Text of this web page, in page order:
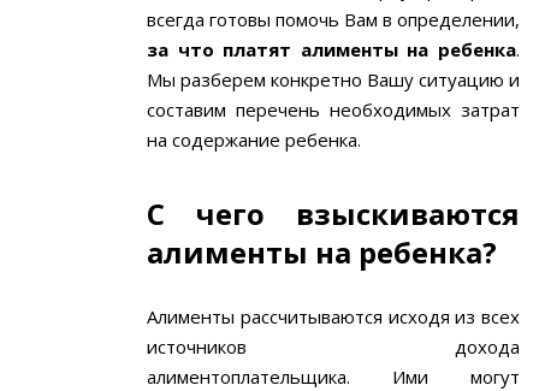
всегда готовы помочь Вам в определении,
за что платят алименты на ребенка.
Мы разберем конкретно Вашу ситуацию и
составим перечень необходимых затрат
на содержание ребенка.
С чего взыскиваются
алименты на ребенка?
Алименты рассчитываются исходя из всех
источников дохода
алиментоплательщика. Ими могут